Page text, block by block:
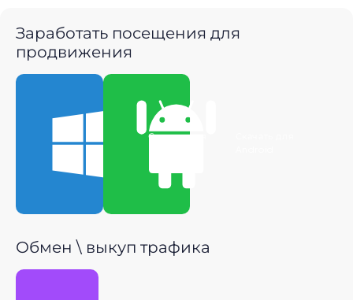
Заработать посещения для
продвижения
Скачать для
Обмен \ выкуп трафика